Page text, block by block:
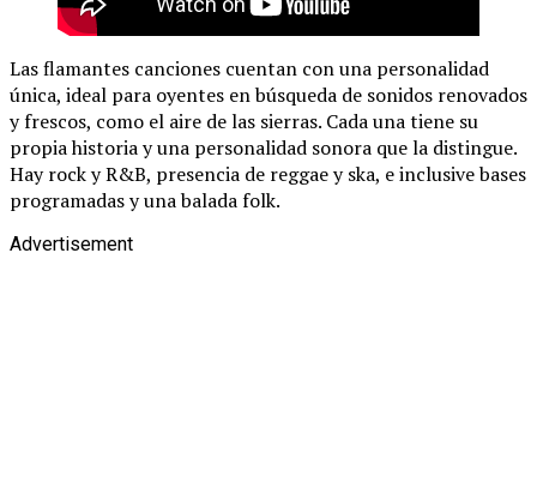
Las flamantes canciones cuentan con una personalidad
única, ideal para oyentes en búsqueda de sonidos renovados
y frescos, como el aire de las sierras. Cada una tiene su
propia historia y una personalidad sonora que la distingue.
Hay rock y R&B, presencia de reggae y ska, e inclusive bases
programadas y una balada folk.
Advertisement